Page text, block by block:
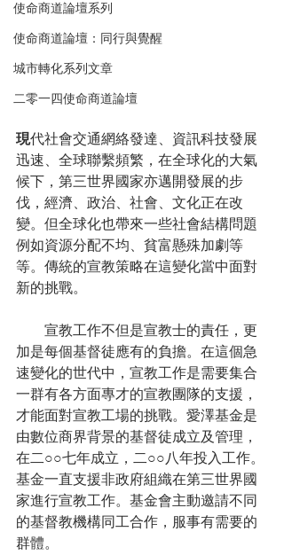
使命商道論壇系列
使命商道論壇：同行與覺醒
城市轉化系列文章
二零一四使命商道論壇
現代社會交通網絡發達、資訊科技發展
迅速、全球聯繫頻繁，在全球化的大氣
候下，第三世界國家亦邁開發展的步
伐，經濟、政治、社會、文化正在改
變。但全球化也帶來一些社會結構問題
例如資源分配不均、貧富懸殊加劇等
等。傳統的宣教策略在這變化當中面對
新的挑戰。
宣教工作不但是宣教士的責任，更
加是每個基督徒應有的負擔。在這個急
速變化的世代中，宣教工作是需要集合
一群有各方面專才的宣教團隊的支援，
才能面對宣教工場的挑戰。愛澤基金是
由數位商界背景的基督徒成立及管理，
在二○○七年成立，二○○八年投入工作。
基金一直支援非政府組織在第三世界國
家進行宣教工作。基金會主動邀請不同
的基督教機構同工合作，服事有需要的
群體。